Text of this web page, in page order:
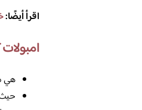
اقرأ أيضًا:
هي